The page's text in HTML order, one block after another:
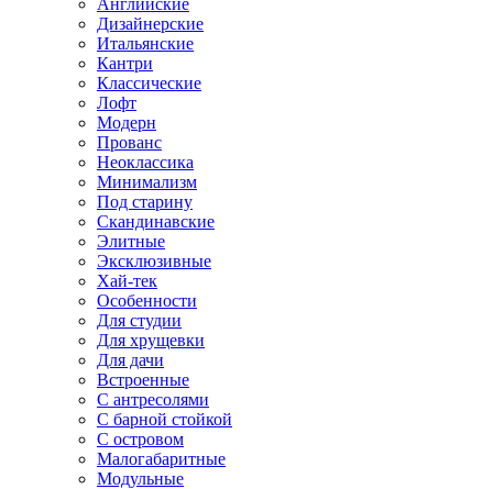
Английские
Дизайнерские
Итальянские
Кантри
Классические
Лофт
Модерн
Прованс
Неоклассика
Минимализм
Под старину
Скандинавские
Элитные
Эксклюзивные
Хай-тек
Особенности
Для студии
Для хрущевки
Для дачи
Встроенные
С антресолями
С барной стойкой
С островом
Малогабаритные
Модульные